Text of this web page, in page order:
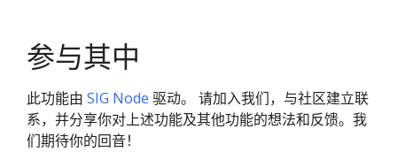
参与其中
此功能由 SIG Node 驱动。 请加入我们，与社区建立联
系，并分享你对上述功能及其他功能的想法和反馈。我
们期待你的回音！